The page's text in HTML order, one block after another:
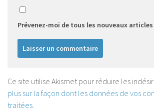
Prévenez-moi de tous les nouveaux
Ce site utilise Akismet pour réduire les
plus sur la façon dont les données de vos
traitées